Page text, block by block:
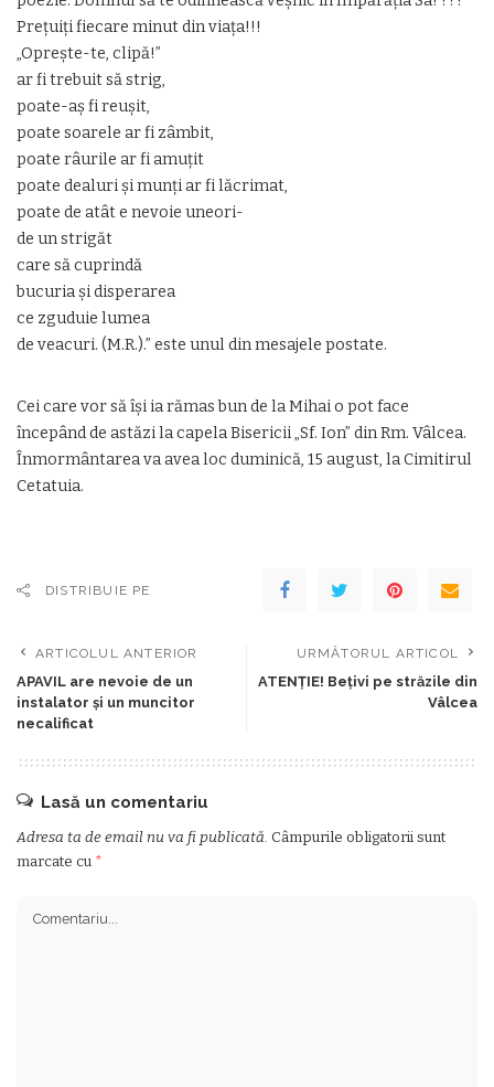
Prețuiți fiecare minut din viața!!!
„Opreşte-te, clipă!”
ar fi trebuit să strig,
poate-aş fi reuşit,
poate soarele ar fi zâmbit,
poate râurile ar fi amuţit
poate dealuri şi munţi ar fi lăcrimat,
poate de atât e nevoie uneori-
de un strigăt
care să cuprindă
bucuria şi disperarea
ce zguduie lumea
de veacuri. (M.R.).” este unul din mesajele postate.
Cei care vor să își ia rămas bun de la Mihai o pot face
începând de astăzi la capela Bisericii „Sf. Ion” din Rm. Vâlcea.
Înmormântarea va avea loc duminică, 15 august, la Cimitirul
Cetatuia.
DISTRIBUIE PE
ARTICOLUL ANTERIOR
APAVIL are nevoie de un
instalator și un muncitor
necalificat
URMĂTORUL ARTICOL
ATENȚIE! Bețivi pe străzile din
Vâlcea
Lasă un comentariu
Adresa ta de email nu va fi publicată. Câmpurile obligatorii sunt
marcate cu *